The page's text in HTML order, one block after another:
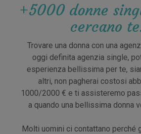
+5000 donne
cercano
Trovare una donna con una
oggi definita agenzia single,
esperienza bellissima per te,
altri, non pagherai costosi
1000/2000 € e ti assisteremo
a quando una bellissima donna
Molti uomini ci contattano perché